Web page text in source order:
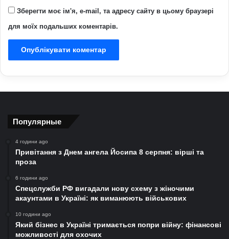
Зберегти моє ім'я, e-mail, та адресу сайту в цьому браузері
для моїх подальших коментарів.
Популярные
4 години ago
Привітання з Днем ангела Йосипа 8 серпня: вірші та
проза
6 години ago
Спецслужби РФ вигадали нову схему з жіночими
акаунтами в Україні: як виманюють військових
10 години ago
Який бізнес в Україні тримається попри війну: фінансові
можливості для охочих